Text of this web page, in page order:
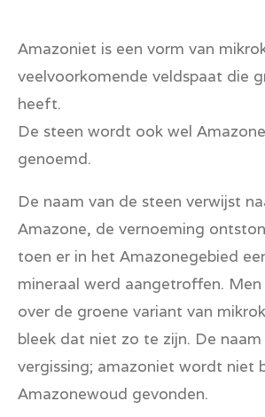
n
Amazoniet is een vorm van
veelvoorkomende veldspaat die
heeft.
De steen wordt ook wel
genoemd.
De naam van de steen verwijst
Amazone, de vernoeming
toen er in het Amazonegebied
mineraal werd aangetroffen.
over de groene variant van
bleek dat niet zo te zijn. De naam
vergissing; amazoniet wordt niet
Amazonewoud gevonden.